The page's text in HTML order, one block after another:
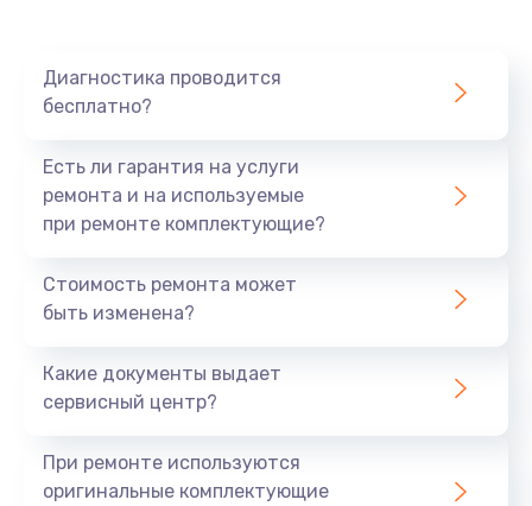
Диагностика проводится
бесплатно?
Есть ли гарантия на услуги
ремонта и на используемые
при ремонте комплектующие?
Стоимость ремонта может
быть изменена?
Какие документы выдает
сервисный центр?
При ремонте используются
оригинальные комплектующие